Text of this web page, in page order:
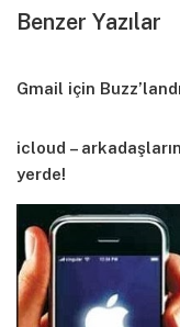
Benzer Yazılar
Gmail için
icloud –
yerde!